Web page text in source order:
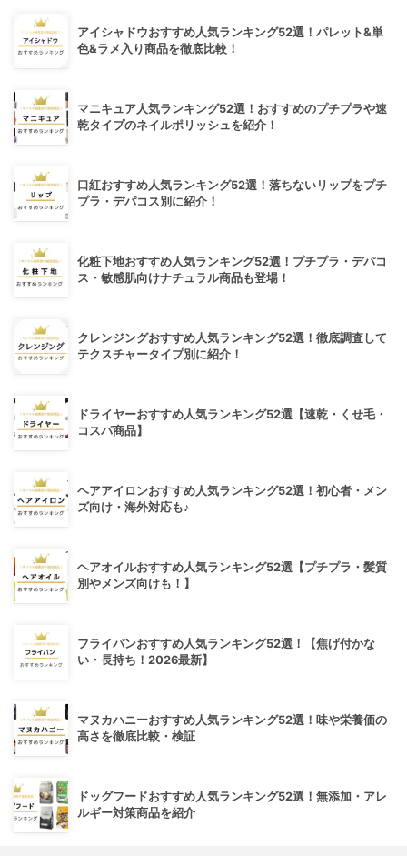
アイシャドウおすすめ人気ランキング52選！パレット&単
色&ラメ入り商品を徹底比較！
マニキュア人気ランキング52選！おすすめのプチプラや速
乾タイプのネイルポリッシュを紹介！
口紅おすすめ人気ランキング52選！落ちないリップをプチ
プラ・デパコス別に紹介！
化粧下地おすすめ人気ランキング52選！プチプラ・デパコ
ス・敏感肌向けナチュラル商品も登場！
クレンジングおすすめ人気ランキング52選！徹底調査して
テクスチャータイプ別に紹介！
ドライヤーおすすめ人気ランキング52選【速乾・くせ毛・
コスパ商品】
ヘアアイロンおすすめ人気ランキング52選！初心者・メン
ズ向け・海外対応も♪
ヘアオイルおすすめ人気ランキング52選【プチプラ・髪質
別やメンズ向けも！】
フライパンおすすめ人気ランキング52選！【焦げ付かな
い・長持ち！2026最新】
マヌカハニーおすすめ人気ランキング52選！味や栄養価の
高さを徹底比較・検証
ドッグフードおすすめ人気ランキング52選！無添加・アレ
ルギー対策商品を紹介